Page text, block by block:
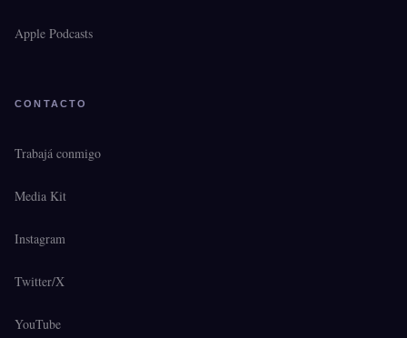
Apple Podcasts
CONTACTO
Trabajá conmigo
Media Kit
Instagram
Twitter/X
YouTube